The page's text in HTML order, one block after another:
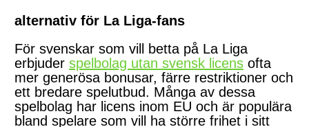
alternativ för La Liga-fans
För svenskar som vill betta på La Liga
erbjuder spelbolag utan svensk licens ofta
mer generösa bonusar, färre restriktioner och
ett bredare spelutbud. Många av dessa
spelbolag har licens inom EU och är populära
bland spelare som vill ha större frihet i sitt